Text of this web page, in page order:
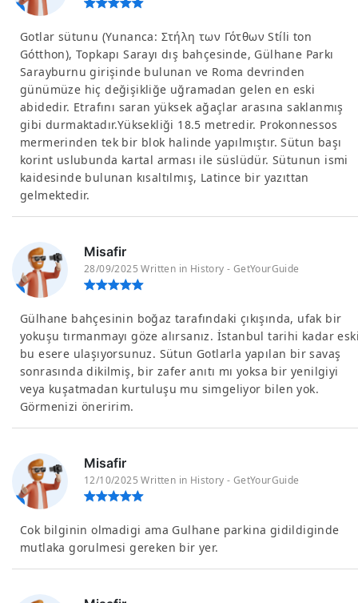
Gotlar sütunu (Yunanca: Στήλη των Γότθων Stíli ton
Gótthon), Topkapı Sarayı dış bahçesinde, Gülhane Parkı
Sarayburnu girişinde bulunan ve Roma devrinden
günümüze hiç değişikliğe uğramadan gelen en eski
abidedir. Etrafını saran yüksek ağaçlar arasına saklanmış
gibi durmaktadır.Yüksekliği 18.5 metredir. Prokonnessos
mermerinden tek bir blok halinde yapılmıştır. Sütun başı
korint uslubunda kartal arması ile süslüdür. Sütunun ismi
kaidesinde bulunan kısaltılmış, Latince bir yazıttan
gelmektedir.
Misafir
28/09/2025 Written in History - GetYourGuide
Gülhane bahçesinin boğaz tarafındaki çıkışında, ufak bir
yokuşu tırmanmayı göze alırsanız. İstanbul tarihi kadar
bu esere ulaşıyorsunuz. Sütun Gotlarla yapılan bir savaş
sonrasında dikilmiş, bir zafer anıtı mı yoksa bir yenilgiyi
veya kuşatmadan kurtuluşu mu simgeliyor bilen yok.
Görmenizi öneririm.
Misafir
12/10/2025 Written in History - GetYourGuide
Cok bilginin olmadigi ama Gulhane parkina gidildiginde
mutlaka gorulmesi gereken bir yer.